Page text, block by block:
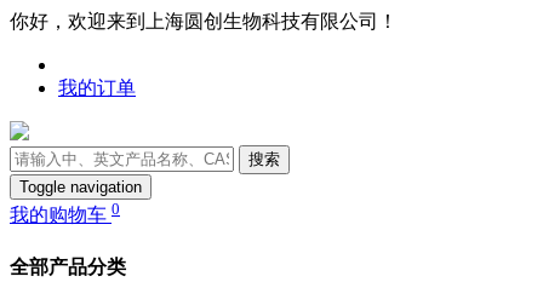
你好，欢迎来到上海圆创生物科技有限公司！
我的订单
搜索
Toggle navigation
我的购物车 0
全部产品分类